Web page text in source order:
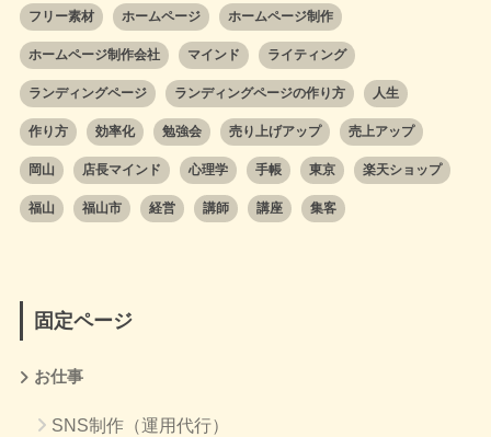
フリー素材 ホームページ ホームページ制作
ホームページ制作会社 マインド ライティング
ランディングページ ランディングページの作り方 人生
作り方 効率化 勉強会 売り上げアップ 売上アップ
岡山 店長マインド 心理学 手帳 東京 楽天ショップ
福山 福山市 経営 講師 講座 集客
固定ページ
お仕事
SNS制作（運用代行）